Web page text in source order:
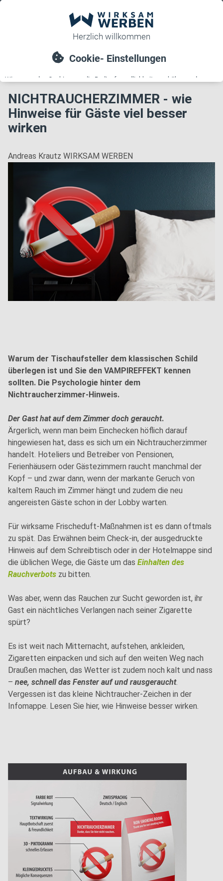
Startseite> News>
NICHTRAUCHERZIMMER - wie
Hinweise für Gäste viel besser wirken
NICHTRAUCHERZIMMER - wie
Hinweise für Gäste viel besser
wirken
Andreas Krautz WIRKSAM WERBEN
Warum der Tischaufsteller dem klassischen Schild
überlegen ist und Sie den VAMPIREFFEKT kennen
sollten. Die Psychologie hinter dem
Nichtraucherzimmer-Hinweis.
Der Gast hat auf dem Zimmer doch geraucht.
Ärgerlich, wenn man beim Einchecken höflich darauf
hingewiesen hat, dass es sich um ein Nichtraucherzimmer
handelt. Hoteliers und Betreiber von Pensionen,
Ferienhäusern oder Gästezimmern raucht manchmal der
Kopf – und zwar dann, wenn der markante Geruch von
kaltem Rauch im Zimmer hängt und zudem die neu
angereisten Gäste schon in der Lobby warten.
Für wirksame Frischeduft-Maßnahmen ist es dann oftmals
zu spät. Das Erwähnen beim Check-in, der ausgedruckte
Hinweis auf dem Schreibtisch oder in der Hotelmappe sind
die üblichen Wege, die Gäste um das Einhalten des
Rauchverbots zu bitten.
Was aber, wenn das Rauchen zur Sucht geworden ist, ihr
Gast ein nächtliches Verlangen nach seiner Zigarette
spürt?
Es ist weit nach Mitternacht, aufstehen, ankleiden,
Zigaretten einpacken und sich auf den weiten Weg nach
Draußen machen, das Wetter ist zudem noch kalt und nass
– nee, schnell das Fenster auf und rausgeraucht.
Vergessen ist das kleine Nichtraucher-Zeichen in der
Infomappe. Lesen Sie hier, wie Hinweise besser wirken.